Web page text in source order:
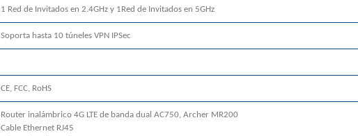
1 Red de Invitados en 2.4GHz y 1Red de Invitados en 5GHz
Soporta hasta 10 túneles VPN IPSec
CE, FCC, RoHS
Router inalámbrico 4G LTE de banda dual AC750, Archer MR200
Cable Ethernet RJ45